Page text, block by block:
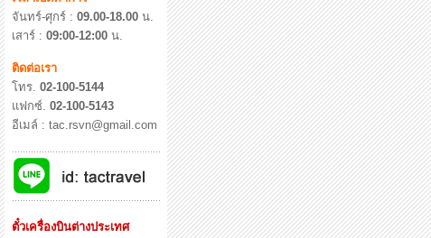
จันทร์-ศุกร์ : 09.00-18.00น.
เสาร์ : 09:00-12:00น.
ติดต่อเรา
โทร. 02-100-5144
แฟกซ์. 02-100-5143
อีเมล์ : tac.rsvn@gmail.com
ตั๋วเครื่องบินต่างประเทศ